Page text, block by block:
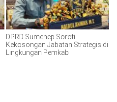
DPRD Sumenep Soroti
Kekosongan Jabatan Strategis di
Lingkungan Pemkab